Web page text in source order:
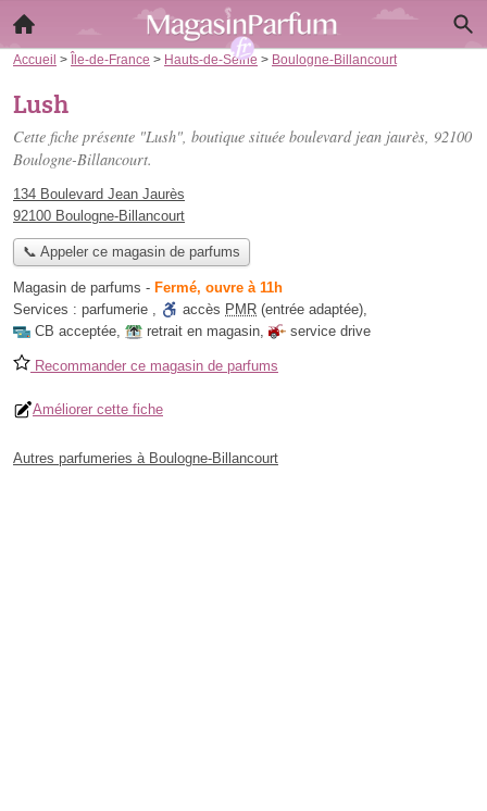
Accueil > Île-de-France > Hauts-de-Seine > Boulogne-Billancourt
Lush
Cette fiche présente "Lush", boutique située boulevard jean jaurès, 92100
Boulogne-Billancourt.
134 Boulevard Jean Jaurès
92100 Boulogne-Billancourt
📞 Appeler ce magasin de parfums
Magasin de parfums - Fermé, ouvre à 11h
Services : parfumerie , accès PMR (entrée adaptée),
CB acceptée, retrait en magasin, service drive
Recommander ce magasin de parfums
Améliorer cette fiche
Autres parfumeries à Boulogne-Billancourt